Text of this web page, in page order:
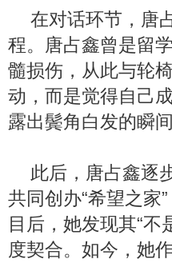
在对话环节，唐
程。唐占鑫曾是留
髓损伤，从此与轮
动，而是觉得自己
露出鬓角白发的瞬
此后，唐占鑫逐
共同创办“希望之家
目后，她发现其“不
度契合。如今，她